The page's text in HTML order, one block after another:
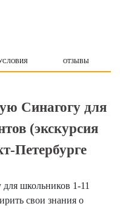
ОТЗЫВЫ
Синагогу для
(экскурсия
Петербурге
школьников 1-11
свои знания о